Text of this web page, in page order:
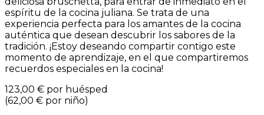
espíritu de la cocina juliana. Se trata de una
experiencia perfecta para los amantes de la cocina
auténtica que desean descubrir los sabores de la
tradición. ¡Estoy deseando compartir contigo este
momento de aprendizaje, en el que compartiremos
recuerdos especiales en la cocina!
123,00 € por huésped
(62,00 € por niño)